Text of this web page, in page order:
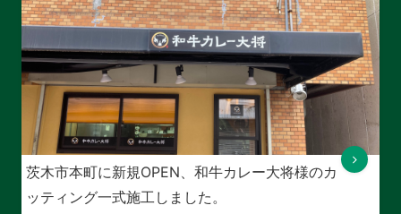
茨木市本町に新規OPEN、和牛カレー大将様のカ
ッティング一式施工しました。